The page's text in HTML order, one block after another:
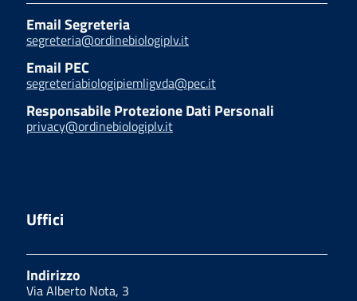
Email Segreteria
segreteria@ordinebiologiplv.it
Email PEC
segreteriabiologipiemligvda@pec.it
Responsabile Protezione Dati Personali
privacy@ordinebiologiplv.it
Uffici
Indirizzo
Via Alberto Nota, 3